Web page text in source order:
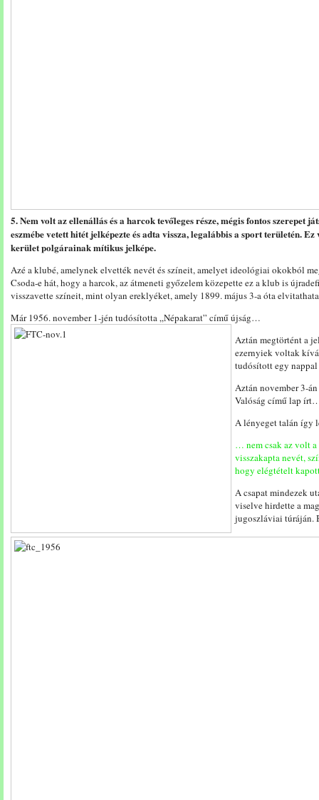
5. Nem volt az ellenállás és a harcok tevőleges része, mégis fontos szerepet
eszmébe vetett hitét jelképezte és adta vissza, legalábbis a sport területén.
kerület polgárainak mítikus jelképe.
Azé a klubé, amelynek elvették nevét és színeit, amelyet ideológiai okokból
Csoda-e hát, hogy a harcok, az átmeneti győzelem közepette ez a klub is
visszavette színeit, mint olyan ereklyéket, amely 1899. május 3-a óta
Már 1956. november 1-jén tudósította „Népakarat” című újság…
Aztán megtörtént a
ezernyiek voltak
tudósított egy
Aztán november 3-
Valóság című lap
A lényeget talán így
… nem csak az volt a
visszakapta nevét,
hogy elégtételt
A csapat mindezek
viselve hirdette a
jugoszláviai túráján.